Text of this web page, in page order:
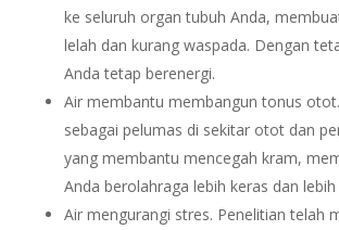
ke seluruh organ tubuh Anda,
lelah dan kurang waspada. Dengan
Anda tetap berenergi.
Air membantu membangun tonus
sebagai pelumas di sekitar otot dan
yang membantu mencegah kram,
Anda berolahraga lebih keras dan lebih
Air mengurangi stres. Penelitian telah